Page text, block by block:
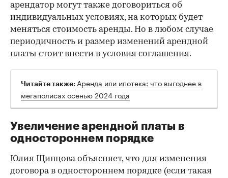
арендатор могут также договориться об
индивидуальных условиях, на которых будет
меняться стоимость аренды. Но в любом случае
периодичность и размер изменений арендной
платы стоит внести в условия соглашения.
Читайте также: Аренда или ипотека: что выгоднее в
мегаполисах осенью 2024 года
Увеличение арендной платы в
одностороннем порядке
Юлия Щипцова объясняет, что для изменения
договора в одностороннем порядке (если такая